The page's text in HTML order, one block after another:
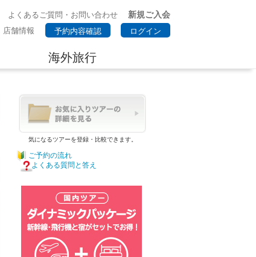
よくあるご質問・お問い合わせ
新規ご入会
店舗情報 予約内容確認 ログイン
海外旅行
気になるツアーを登録・比較できます。
ご予約の流れ
よくある質問と答え